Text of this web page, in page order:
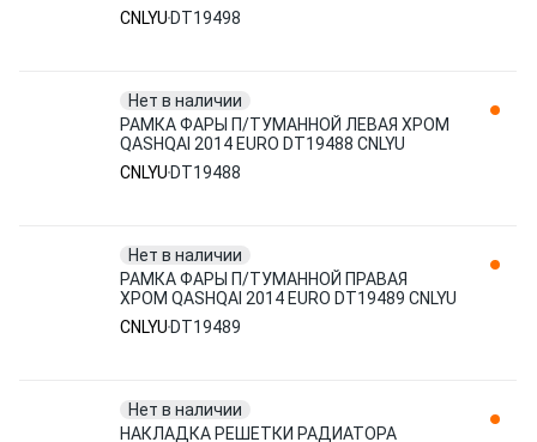
CNLYU DT19498
Нет в наличии
РАМКА ФАРЫ П/ТУМАННОЙ ЛЕВАЯ ХРОМ
QASHQAI 2014 EURO DT19488 CNLYU
CNLYU DT19488
Нет в наличии
РАМКА ФАРЫ П/ТУМАННОЙ ПРАВАЯ
ХРОМ QASHQAI 2014 EURO DT19489 CNLYU
CNLYU DT19489
Нет в наличии
НАКЛАДКА РЕШЕТКИ РАДИАТОРА